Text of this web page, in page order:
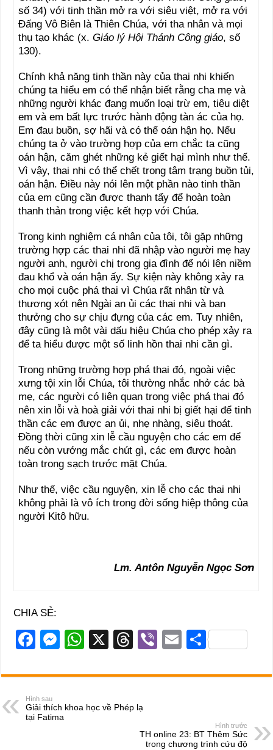
số 34) với tinh thần mở ra với siêu việt, mở ra với
Đấng Vô Biên là Thiên Chúa, với tha nhân và mọi
thụ tạo khác (x.Giáo lý Hội Thánh Công giáo, số
130).
Chính khả năng tinh thần này của thai nhi khiến
chúng ta hiểu em có thể nhận biết rằng cha mẹ và
những người khác đang muốn loại trừ em, tiêu diệt
em và em bất lực trước hành động tàn ác của họ.
Em đau buồn, sợ hãi và có thể oán hận họ. Nếu
chúng ta ở vào trường hợp của em chắc ta cũng
oán hận, căm ghét những kẻ giết hại mình như thế.
Vì vậy, thai nhi có thể chết trong tâm trạng buồn tủi,
oán hận. Điều này nói lên một phần nào tinh thần
của em cũng cần được thanh tẩy để hoàn toàn
thanh thản trong việc kết hợp với Chúa.
Trong kinh nghiệm cá nhân của tôi, tôi gặp những
trường hợp các thai nhi đã nhập vào người mẹ hay
người anh, người chị trong gia đình để nói lên niềm
đau khổ và oán hận ấy. Sự kiện này không xảy ra
cho mọi cuộc phá thai vì Chúa rất nhân từ và
thương xót nên Ngài an ủi các thai nhi và ban
thưởng cho sự chịu đựng của các em. Tuy nhiên,
đây cũng là một vài dấu hiệu Chúa cho phép xảy ra
để ta hiểu được một số linh hồn thai nhi cần gì.
Trong những trường hợp phá thai đó, ngoài việc
xưng tội xin lỗi Chúa, tôi thường nhắc nhở các bà
mẹ, các người có liên quan trong việc phá thai đó
nên xin lỗi và hoà giải với thai nhi bị giết hại để tinh
thần các em được an ủi, nhẹ nhàng, siêu thoát.
Đồng thời cũng xin lễ cầu nguyện cho các em để
nếu còn vướng mắc chút gì, các em được hoàn
toàn trong sạch trước mặt Chúa.
Như thế, việc cầu nguyện, xin lễ cho các thai nhi
không phải là vô ích trong đời sống hiệp thông của
người Kitô hữu.
Lm. Antôn Nguyễn Ngọc Sơn
CHIA SẺ:
F
c
e
b
M
ss
n
W
at
A
X
T
e
d
s
Vi
er
E
ail
S
ar
Hình sau
Giải thích khoa học về Phép lạ
tại Fatima
Hình trước
TH online 23: BT Thêm Sức
trong chương trình cứu độ